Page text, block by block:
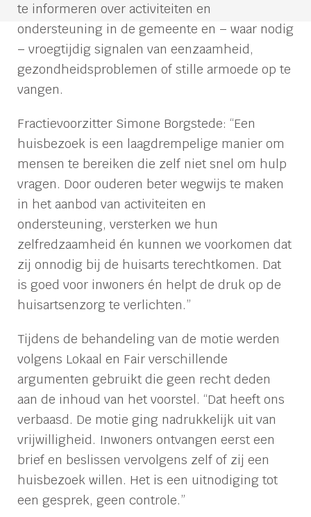
te informeren over activiteiten en
ondersteuning in de gemeente en – waar nodig
– vroegtijdig signalen van eenzaamheid,
gezondheidsproblemen of stille armoede op te
vangen.
Fractievoorzitter Simone Borgstede: “Een
huisbezoek is een laagdrempelige manier om
mensen te bereiken die zelf niet snel om hulp
vragen. Door ouderen beter wegwijs te maken
in het aanbod van activiteiten en
ondersteuning, versterken we hun
zelfredzaamheid én kunnen we voorkomen dat
zij onnodig bij de huisarts terechtkomen. Dat
is goed voor inwoners én helpt de druk op de
huisartsenzorg te verlichten.”
Tijdens de behandeling van de motie werden
volgens Lokaal en Fair verschillende
argumenten gebruikt die geen recht deden
aan de inhoud van het voorstel. “Dat heeft ons
verbaasd. De motie ging nadrukkelijk uit van
vrijwilligheid. Inwoners ontvangen eerst een
brief en beslissen vervolgens zelf of zij een
huisbezoek willen. Het is een uitnodiging tot
een gesprek, geen controle.”